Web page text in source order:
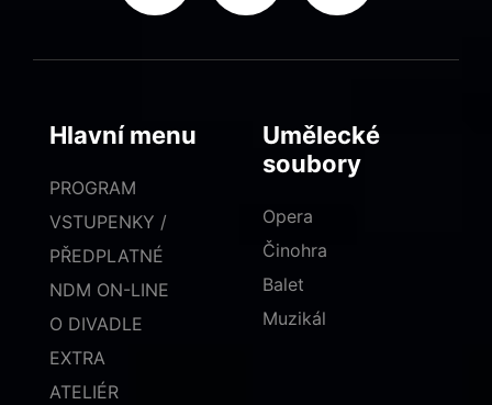
Hlavní menu
PROGRAM
VSTUPENKY /
PŘEDPLATNÉ
NDM ON-LINE
O DIVADLE
EXTRA
ATELIÉR
Umělecké
soubory
Opera
Činohra
Balet
Muzikál